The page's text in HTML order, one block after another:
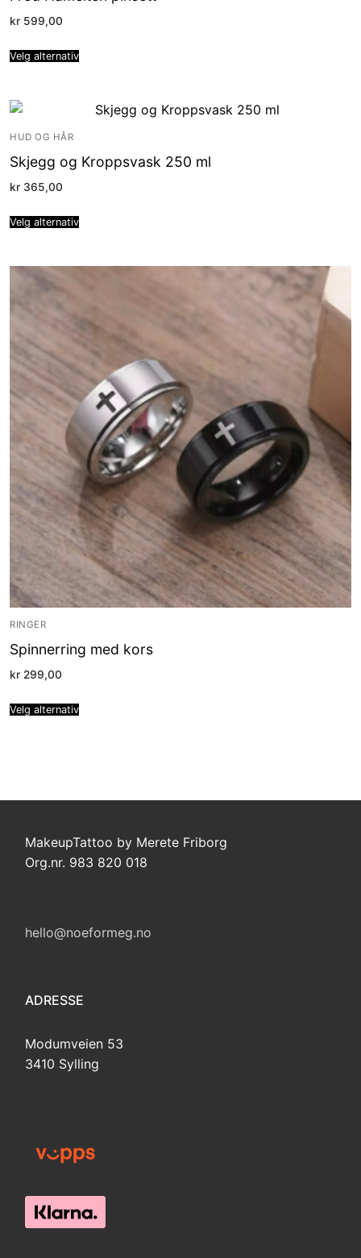
kr 599,00
Velg alternativ
HUD OG HÅR
Skjegg og Kroppsvask 250 ml
kr 365,00
Velg alternativ
RINGER
Spinnerring med kors
kr 299,00
Velg alternativ
MakeupTattoo by Merete Friborg
Org.nr. 983 820 018
hello@noeformeg.no
ADRESSE
Modumveien 53
3410 Sylling